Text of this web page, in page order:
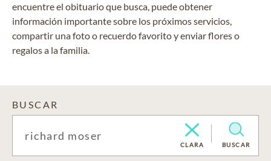
encuentre el obituario que busca, puede obtener
información importante sobre los próximos servicios,
compartir una foto o recuerdo favorito y enviar flores o
regalos a la familia.
BUSCAR
CLARA BUSCAR